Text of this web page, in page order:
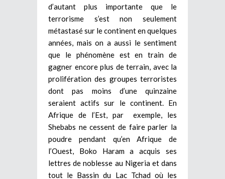
d’autant plus importante que le
terrorisme s’est non seulement
métastasé sur le continent en quelques
années, mais on a aussi le sentiment
que le phénomène est en train de
gagner encore plus de terrain, avec la
prolifération des groupes terroristes
dont pas moins d’une quinzaine
seraient actifs sur le continent. En
Afrique de l’Est, par exemple, les
Shebabs ne cessent de faire parler la
poudre pendant qu’en Afrique de
l’Ouest, Boko Haram a acquis ses
lettres de noblesse au Nigeria et dans
tout le Bassin du Lac Tchad où les